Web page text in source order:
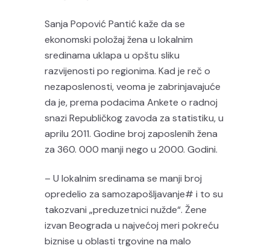
Sanja Popović Pantić kaže da se
ekonomski položaj žena u lokalnim
sredinama uklapa u opštu sliku
razvijenosti po regionima. Kad je reč o
nezaposlenosti, veoma je zabrinjavajuće
da je, prema podacima Ankete o radnoj
snazi Republičkog zavoda za statistiku, u
aprilu 2011. Godine broj zaposlenih žena
za 360. 000 manji nego u 2000. Godini.
– U lokalnim sredinama se manji broj
opredelio za samozapošljavanje# i to su
takozvani „preduzetnici nužde“. Žene
izvan Beograda u najvećoj meri pokreću
biznise u oblasti trgovine na malo